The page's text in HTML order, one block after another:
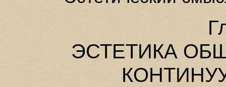
ЭСТЕТИКА